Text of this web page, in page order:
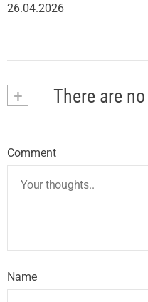
26.04.2026
+ There are
Comment
Name